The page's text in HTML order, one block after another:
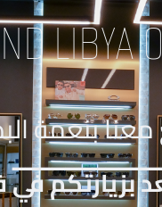
LIBYA
بنعمة
بزيارتكم في